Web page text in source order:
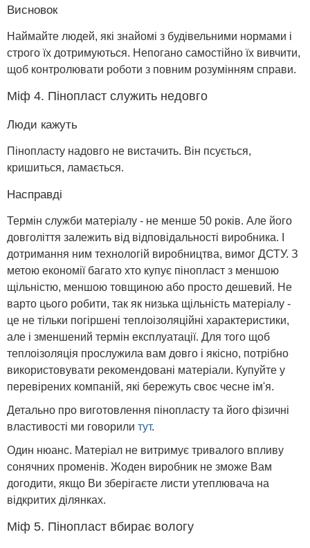
Висновок
Наймайте людей, які знайомі з будівельними нормами і
строго їх дотримуються. Непогано самостійно їх вивчити,
щоб контролювати роботи з повним розумінням справи.
Міф 4. Пінопласт служить недовго
Люди кажуть
Пінопласту надовго не вистачить. Він псується,
кришиться, ламається.
Насправді
Термін служби матеріалу - не менше 50 років. Але його
довголіття залежить від відповідальності виробника. І
дотримання ним технологій виробництва, вимог ДСТУ. З
метою економії багато хто купує пінопласт з меншою
щільністю, меншою товщиною або просто дешевий. Не
варто цього робити, так як низька щільність матеріалу -
це не тільки погіршені теплоізоляційні характеристики,
але і зменшений термін експлуатації. Для того щоб
теплоізоляція прослужила вам довго і якісно, ​​потрібно
використовувати рекомендовані матеріали. Купуйте у
перевірених компаній, які бережуть своє чесне ім'я.
Детально про виготовлення пінопласту та його фізичні
властивості ми говорили тут.
Один нюанс. Матеріал не витримує тривалого впливу
сонячних променів. Жоден виробник не зможе Вам
догодити, якщо Ви зберігаєте листи утеплювача на
відкритих ділянках.
Міф 5. Пінопласт вбирає вологу